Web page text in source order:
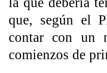
que, según el
contar con un
comienzos de